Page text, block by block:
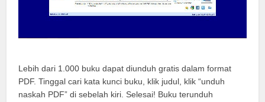
Lebih dari 1.000 buku dapat diunduh gratis dalam format
PDF. Tinggal cari kata kunci buku, klik judul, klik “unduh
naskah PDF” di sebelah kiri. Selesai! Buku terunduh